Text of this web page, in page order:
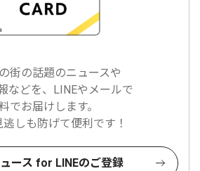
街の話題のニュースや
などを、LINEやメールで
でお届けします。
しも防げて便利です！
ース for LINEのご登録